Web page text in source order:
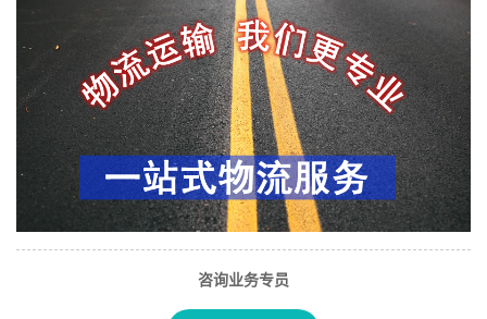
咨询业务专员